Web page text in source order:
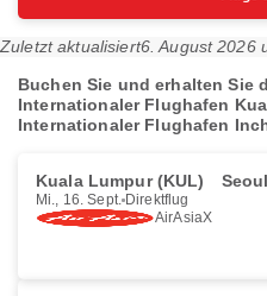
Zuletzt aktualisiert6. August 2026
Buchen Sie und erhalten Sie
Internationaler Flughafen
Internationaler Flughafen
Kuala Lumpur (KUL)
Mi., 16. Sept. Direktflug
AirAsiaX